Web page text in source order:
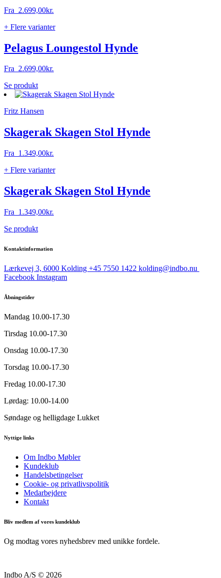
på
Fra 2.699,00kr.
+ Flere varianter
Pelagus Loungestol Hynde
Fra 2.699,00kr.
Se produktDette
vare
flere
Mulighederne
kan
på
varesiden
Fritz Hansen
Skagerak Skagen Stol Hynde
Fra 1.349,00kr.
+ Flere varianter
Skagerak Skagen Stol Hynde
Fra 1.349,00kr.
Se produktDette
har
varianter.
Mulighederne
kan
Kontaktinformation
Lærkevej 3, 6000 Kolding +45 7550 1422 kolding@indbo.nu
Facebook Instagram
Åbningstider
Mandag 10.00-17.30
Tirsdag 10.00-17.30
Onsdag 10.00-17.30
Torsdag 10.00-17.30
Fredag 10.00-17.30
Lørdag: 10.00-14.00
Søndage og helligdage Lukket
Nyttige links
Om Indbo Møbler
Kundeklub
Handelsbetingelser
Cookie- og privatlivspolitik
Medarbejdere
Kontakt
Bliv medlem af vores kundeklub
Og modtag vores nyhedsbrev med unikke fordele.
Indbo A/S © 2026